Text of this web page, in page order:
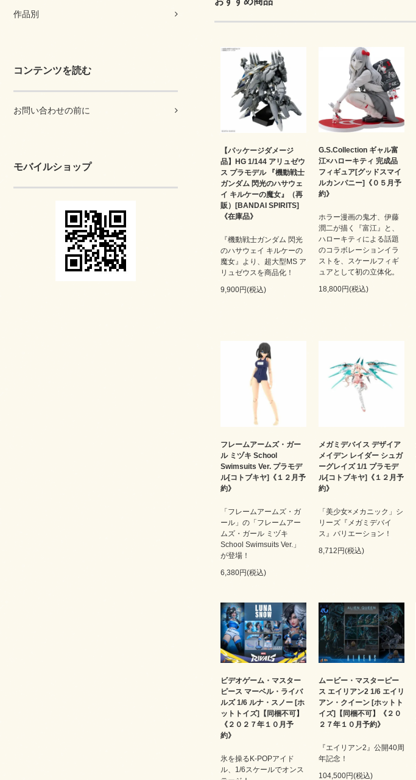
作品別
コンテンツを読む
お問い合わせの前に
モバイルショップ
【パッケージダメージ
品】HG 1/144 アリュゼウ
ス プラモデル 『機動戦士
ガンダム 閃光のハサウェ
イ キルケーの魔女』（再
販）[BANDAI SPIRITS]
《在庫品》
『機動戦士ガンダム 閃光
のハサウェイ キルケーの
魔女』より、超大型MS ア
リュゼウスを商品化！
9,900円(税込)
G.S.Collection ギャル富
江×ハローキティ 完成品
フィギュア[グッドスマイ
ルカンパニー]《０５月予
約》
ホラー漫画の鬼才、伊藤
潤二が描く『富江』と、
ハローキティによる話題
のコラボレーションイラ
ストを、スケールフィギ
ュアとして初の立体化。
18,800円(税込)
フレームアームズ・ガー
ル ミヅキ School
Swimsuits Ver. プラモデ
ル[コトブキヤ]《１２月予
約》
「フレームアームズ・ガ
ール」の「フレームアー
ムズ・ガール ミヅキ
School Swimsuits Ver.」
が登場！
6,380円(税込)
メガミデバイス デザイア
メイデン レイダー シュガ
ーグレイズ 1/1 プラモデ
ル[コトブキヤ]《１２月予
約》
「美少女×メカニック」シ
リーズ『メガミデバイ
ス』バリエーション！
8,712円(税込)
ビデオゲーム・マスター
ピース マーベル・ライバ
ルズ 1/6 ルナ・スノー [ホ
ットトイズ]【同梱不可】
《２０２７年１０月予
約》
氷を操るK-POPアイド
ル、1/6スケールでオンス
ムービー・マスターピー
ス エイリアン2 1/6 エイリ
アン・クイーン [ホットト
イズ]【同梱不可】《２０
２７年１０月予約》
『エイリアン2』公開40周
年記念！
104,500円(税込)